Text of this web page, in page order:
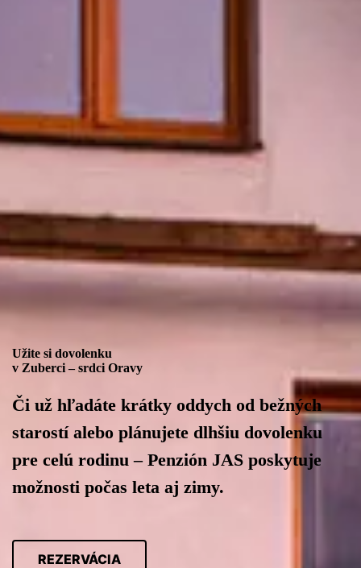
Užite si dovolenku
v Zuberci – srdci Oravy
Či už hľadáte krátky oddych od bežných
starostí alebo plánujete dlhšiu dovolenku
pre celú rodinu – Penzión JAS poskytuje
možnosti počas leta aj zimy.
REZERVÁCIA